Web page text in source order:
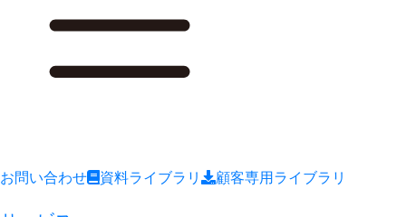
お問い合わせ 資料ライブラリ 顧客専用ライブラリ